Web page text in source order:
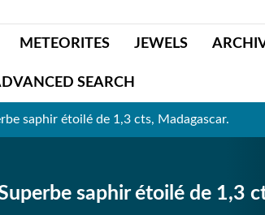
METEORITES JEWELS
SEARCH
saphir étoilé de 1,3 cts, Madagascar.
saphir étoilé de 1,3